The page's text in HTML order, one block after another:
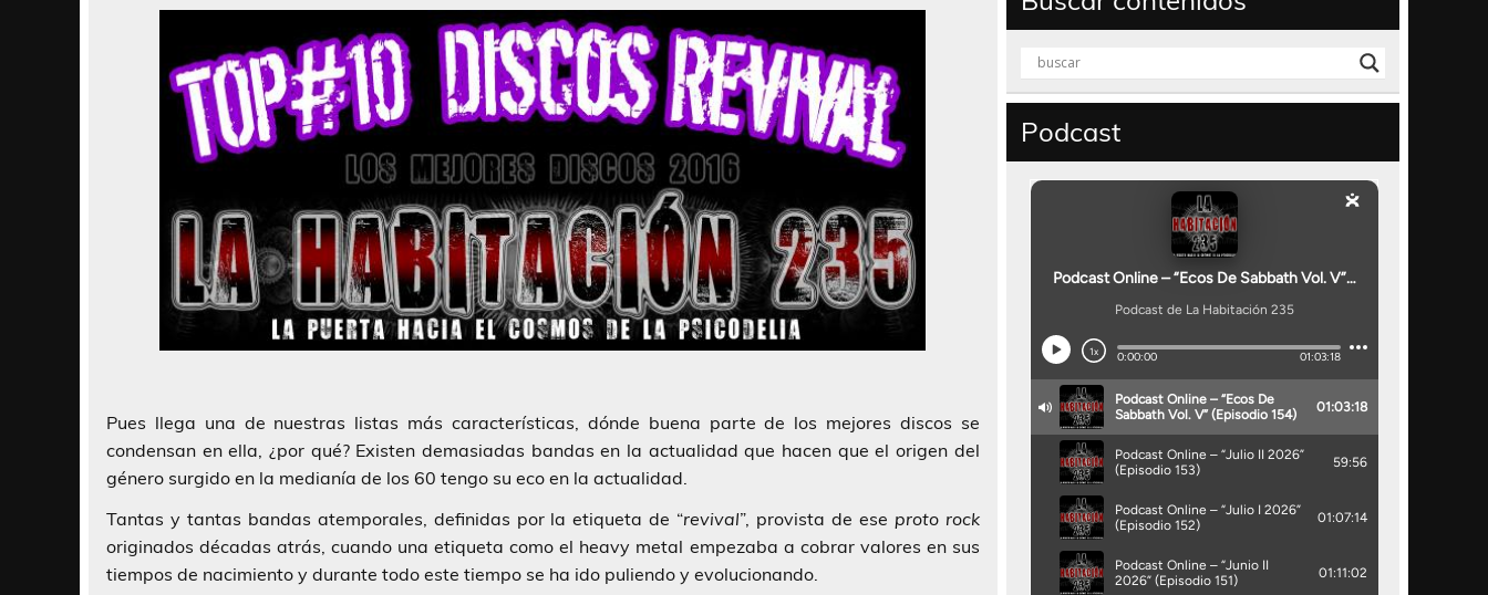
Pues llega una de nuestras listas más características, dónde buena parte de los mejores discos se
condensan en ella, ¿por qué? Existen demasiadas bandas en la actualidad que hacen que el origen del
género surgido en la medianía de los 60 tengo su eco en la actualidad.
Tantas y tantas bandas atemporales, definidas por la etiqueta de “revival”, provista de ese proto rock
originados décadas atrás, cuando una etiqueta como el heavy metal empezaba a cobrar valores en sus
tiempos de nacimiento y durante todo este tiempo se ha ido puliendo y evolucionando.
Podcast